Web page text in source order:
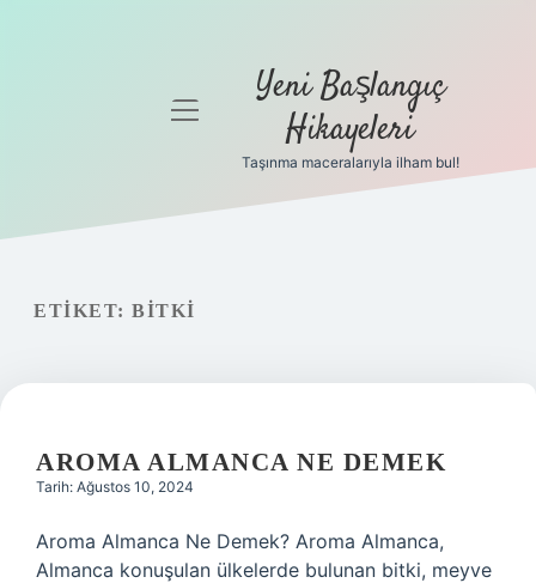
Gizlilik
Yasal Uyarı
Hakkımızda
menüyü
Yeni Başlangıç
Hikayeleri
Taşınma maceralarıyla ilham bul!
ETIKET: BITKI
AROMA ALMANCA NE DEMEK
Tarih: Ağustos 10, 2024
Aroma Almanca Ne Demek? Aroma Almanca,
Almanca konuşulan ülkelerde bulunan bitki, meyve